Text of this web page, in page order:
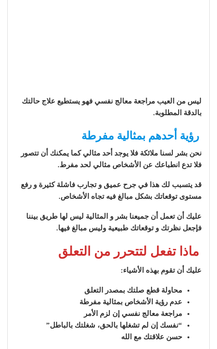
ليس من العيب مراجعة معالج نفسي فهو يستطيع علاج حالتك
بالدقة المطلوبة.
رؤية أحدهم بمثالية مفرطة
نحن بشر لسنا ملائكة فلا يوجد أحد مثالي كما يمكنك أن تتصور
فلا تدع انطباعك عن الأشخاص مثالي لحد مفرط.
قد يتسبب لك هذا في جرح عميق و تجارب فاشلة كثيرة و رفع
مستوى توقعاتك بشكل مبالغ فيه تجاه الأشخاص.
عليك أن تعمل أن جميعنا بشر و المثالية ليس لها طريق بيننا
فإجعل نظرتك و توقعاتك طبيعية وليس مبالغ فيها.
ماذا تفعل لتتحرر من التعلق
عليك أن تقوم بهذه الأشياء:
محاولة قطع صلتك بمصدر التعلق
عدم رؤية الأشخاص بمثالية مفرطة
مراجعة معالج نفسي إن لزم الأمر
“نفسك إن لم تشغلها بالحق، شغلتك بالباطل”
حسن علاقتك مع الله